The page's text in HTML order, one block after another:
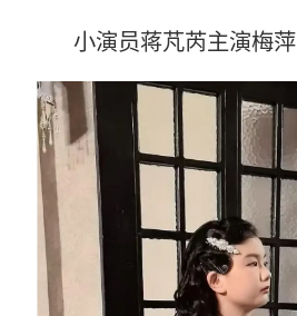
小演员蒋芃芮主演梅萍